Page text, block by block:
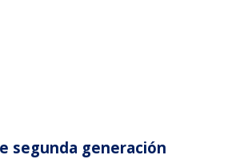
segunda generación